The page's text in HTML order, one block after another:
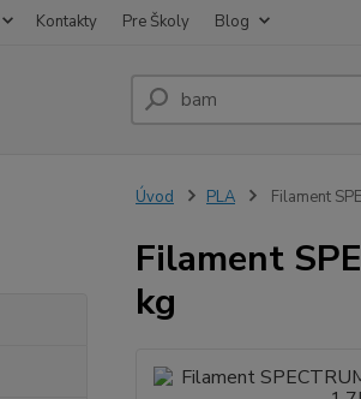
Kontakty Pre Školy Blog
Úvod PLA Filament
Filament
kg